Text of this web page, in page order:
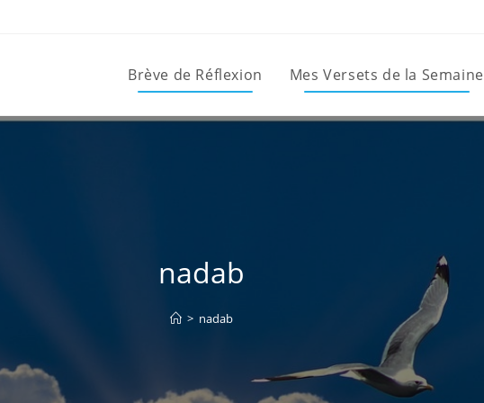
Brève de Réflexion Mes Versets de la Semaine
nadab
> nadab